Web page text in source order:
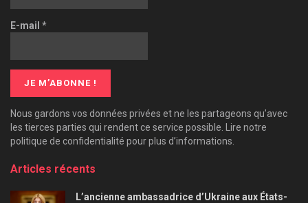
E-mail *
Nous gardons vos données privées et ne les partageons qu’avec
les tierces parties qui rendent ce service possible. Lire notre
politique de confidentialité pour plus d’informations.
Articles récents
L’ancienne ambassadrice d’Ukraine aux États-